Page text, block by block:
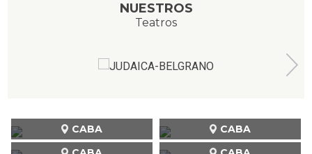
NUESTROS
Teatros
CABA
CABA